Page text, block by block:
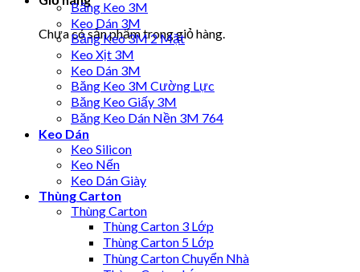
Chưa có sản phẩm trong giỏ hàng.
Băng Keo 3M
Keo Dán 3M
Băng Keo 3M 2 Mặt
Keo Xịt 3M
Keo Dán 3M
Băng Keo 3M Cường Lực
Băng Keo Giấy 3M
Băng Keo Dán Nền 3M 764
Keo Dán
Keo Silicon
Keo Nến
Keo Dán Giày
Thùng Carton
Thùng Carton
Thùng Carton 3 Lớp
Thùng Carton 5 Lớp
Thùng Carton Chuyển Nhà